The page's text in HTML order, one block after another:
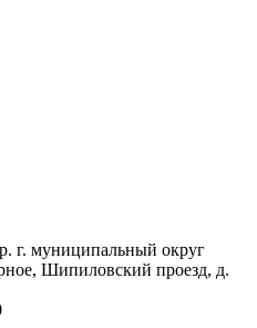
г. муниципальный округ
Шипиловский проезд, д.